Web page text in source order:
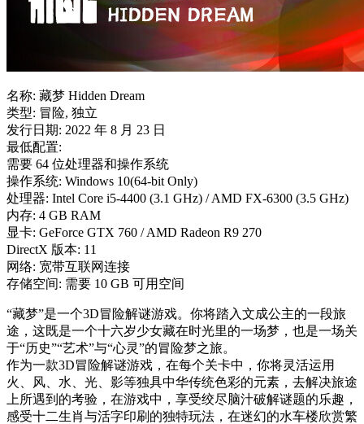
名称: 藏梦 Hidden Dream
类型: 冒险, 独立
发行日期: 2022 年 8 月 23 日
最低配置:
需要 64 位处理器和操作系统
操作系统: Windows 10(64-bit Only)
处理器: Intel Core i5-4400 (3.1 GHz) / AMD FX-6300 (3.5 GHz)
内存: 4 GB RAM
显卡: GeForce GTX 760 / AMD Radeon R9 270
DirectX 版本: 11
网络: 宽带互联网连接
存储空间: 需要 10 GB 可用空间
“藏梦”是一个3D冒险解谜游戏。你将踏入文成公主的一段旅
途，这既是一个十六岁少女藏在时光里的一场梦，也是一场关
于“历史”“艺术”与“心灵”的冒险梦之旅。
作为一款3D冒险解谜游戏，在每个关卡中，你将灵活运用
火、风、水、光、影等独具中华传统色彩的元素，去解决旅途
上所遇到的考验，在游戏中，享受绞尽脑汁破解谜题的乐趣，
感受十二生肖与活字印刷的独特玩法，在迷幻的水车楼欣赏繁